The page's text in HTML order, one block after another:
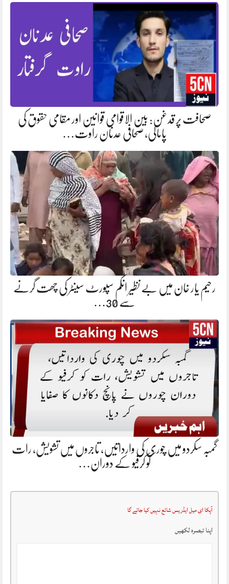
صحافت پر قدغن: بین الاقوامی قوانین اور مقامی حقوق کی
پامالی، صحافی عدنان راوت…
رحیم یار خان میں بے نظیر انکم سپورٹ سینٹر کی چھت گرنے
سے 30…
گمبہ سکردو میں چوری کی وارداتیں، تاجروں میں تشویش، رات
کو کرفیو کے دوران…
آپکا ای میل ایڈریس شائع نہیں کیا جائے گا
اپنا تبصرہ لکھیں